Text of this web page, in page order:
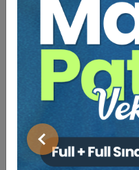
Önceki
Limited Şirketler -
X. Oturum
360 TL
Eğitmen Hakkında
Sosyal Medya